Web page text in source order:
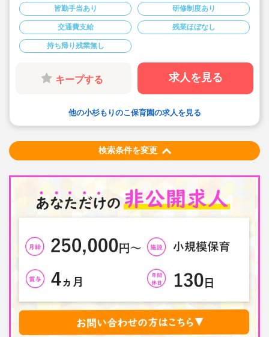
す♪
★保育士専任のコンサルタントがあなたの派遣就業を安
心サポートいたします
★武蔵小杉駅より徒歩8分の定員60名の認可保育園！
★時給1,600円の求人です！
★勤務条件等相談可能です！
キララサポートで派遣就業する3つのメリット
・求人提案から就業後のサポートまで専任コンサルタン
トが細やかに対応します
・手当や福利厚生については当社独自のサービスもご用
ったサポートに定評があります
皆勤手当あり 研修制度あり
交通費支給 残業ほぼなし
持ち帰り残業無し
キープする 求人を見る
他の小杉もりのこ保育園の求人を見る
検索条件を変更